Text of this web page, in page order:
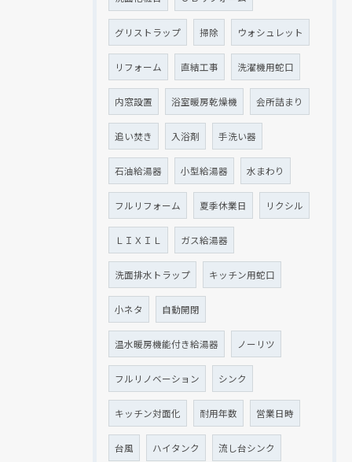
グリストラップ 掃除 ウォシュレット
リフォーム 直結工事 洗濯機用蛇口
内窓設置 浴室暖房乾燥機 会所詰まり
追い焚き 入浴剤 手洗い器
石油給湯器 小型給湯器 水まわり
フルリフォーム 夏季休業日 リクシル
ＬＩＸＩＬ ガス給湯器
洗面排水トラップ キッチン用蛇口
小ネタ 自動開閉
温水暖房機能付き給湯器 ノーリツ
フルリノベーション シンク
キッチン対面化 耐用年数 営業日時
台風 ハイタンク 流し台シンク